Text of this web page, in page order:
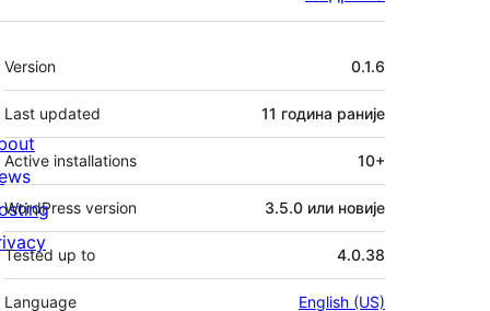
Мета
Version 0.1.6
Last updated 11 година раније
Active installations 10+
WordPress version 3.5.0 или новије
Tested up to 4.0.38
Language English (US)